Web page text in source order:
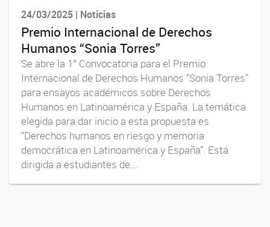
24/03/2025 | Noticias
Premio Internacional de Derechos
Humanos “Sonia Torres”
Se abre la 1° Convocatoria para el Premio
Internacional de Derechos Humanos “Sonia Torres”
para ensayos académicos sobre Derechos
Humanos en Latinoamérica y España. La temática
elegida para dar inicio a esta propuesta es
“Derechos humanos en riesgo y memoria
democrática en Latinoamérica y España”. Está
dirigida a estudiantes de...